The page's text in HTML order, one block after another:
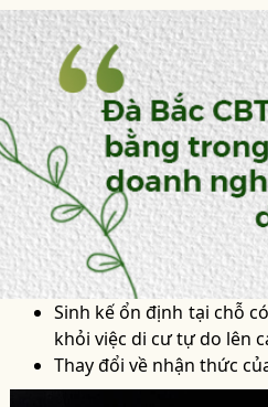
Sinh kế ổn định tại chỗ
khỏi việc di cư tự do lên
Thay đổi về nhận thức